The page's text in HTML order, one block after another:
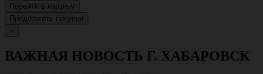
Перейти в корзину
Продолжить покупки
×
ВАЖНАЯ НОВОСТЬ Г. ХАБАРОВСК